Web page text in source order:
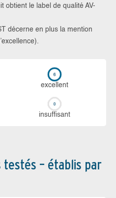
obtient le label de qualité AV-
décerne en plus la mention
ex­cellent
in­suf­fi­sant
testés – établis par